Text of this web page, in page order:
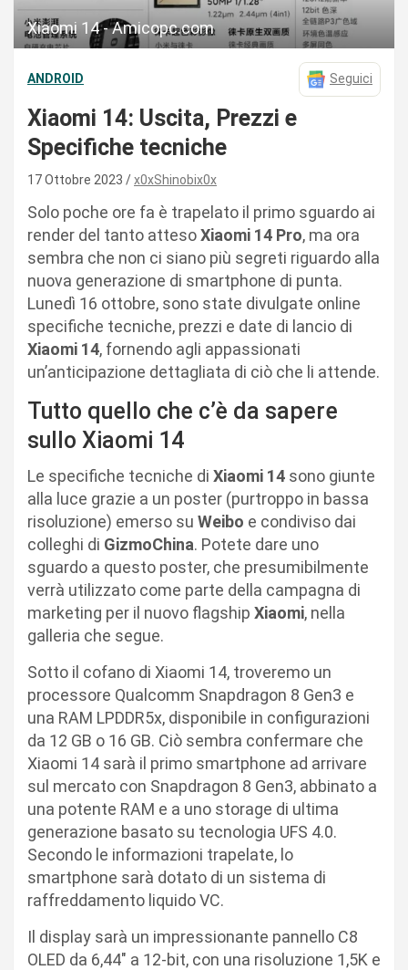
Xiaomi 14 - Amicopc.com
ANDROID Seguici
Xiaomi 14: Uscita, Prezzi e
Specifiche tecniche
17 Ottobre 2023 x0xShinobix0x
Solo poche ore fa è trapelato il primo sguardo ai
render del tanto attesoXiaomi 14 Pro, ma ora
sembra che non ci siano più segreti riguardo alla
nuova generazione di smartphone di punta.
Lunedì 16 ottobre, sono state divulgate online
specifiche tecniche, prezzi e date di lancio di
Xiaomi 14, fornendo agli appassionati
un’anticipazione dettagliata di ciò che li attende.
Tutto quello che c’è da sapere
sullo Xiaomi 14
Le specifiche tecniche di Xiaomi 14 sono giunte
alla luce grazie a un poster (purtroppo in bassa
risoluzione) emerso su Weibo e condiviso dai
colleghi di GizmoChina. Potete dare uno
sguardo a questo poster, che presumibilmente
verrà utilizzato come parte della campagna di
marketing per il nuovo flagship Xiaomi, nella
galleria che segue.
Sotto il cofano di Xiaomi 14, troveremo un
processore Qualcomm Snapdragon 8 Gen3 e
una RAM LPDDR5x, disponibile in configurazioni
da 12 GB o 16 GB. Ciò sembra confermare che
Xiaomi 14 sarà il primo smartphone ad arrivare
sul mercato con Snapdragon 8 Gen3, abbinato a
una potente RAM e a uno storage di ultima
generazione basato su tecnologia UFS 4.0.
Secondo le informazioni trapelate, lo
smartphone sarà dotato di un sistema di
raffreddamento liquido VC.
Il display sarà un impressionante pannello C8
OLED da 6,44″ a 12-bit, con una risoluzione 1,5K e